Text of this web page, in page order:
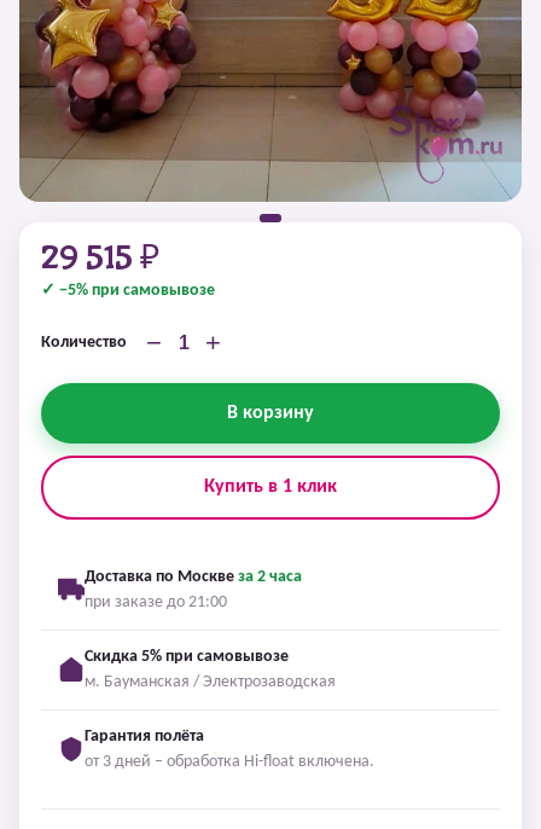
29 515 ₽
✓ −5% при самовывозе
Количество − +
В корзину
Купить в 1 клик
Доставка по Москве за 2 часа
при заказе до 21:00
Скидка 5% при самовывозе
м. Бауманская / Электрозаводская
Гарантия полёта
от 3 дней – обработка Hi-float включена.